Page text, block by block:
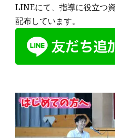
LINEにて、指導に役立つ
配布しています。